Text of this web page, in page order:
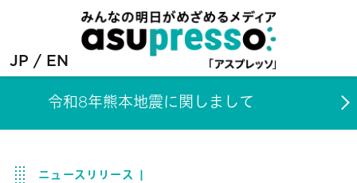
JP EN
令和8年熊本地震に関しまして
ニュースリリース